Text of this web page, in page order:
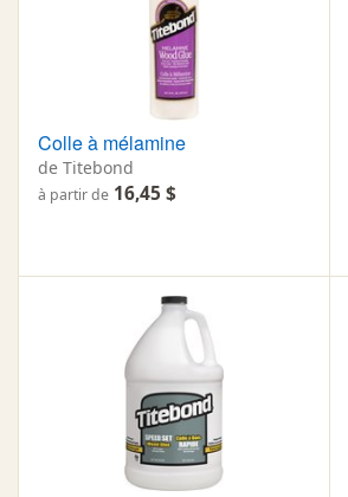
Colle à mélamine
de Titebond
à partir de 16,45 $